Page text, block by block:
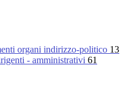
organi indirizzo-politico 13
- amministrativi 61